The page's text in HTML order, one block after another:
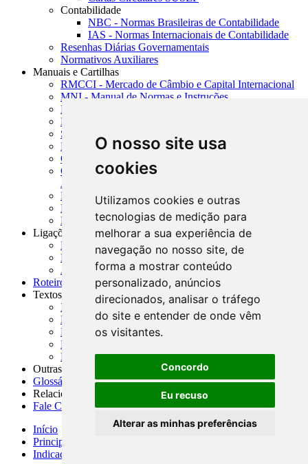
O nosso site usa
cookies
Utilizamos cookies e outras
tecnologias de medição para
melhorar a sua experiência de
navegação no nosso site, de
forma a mostrar conteúdo
personalizado, anúncios
direcionados, analisar o tráfego
do site e entender de onde vêm
os visitantes.
Concordo
Eu recuso
Alterar as minhas preferências
Contabilidade
NBC - Normas Brasileiras de Contabilidade
IAS - Normas Internacionais de Contabilidade
Resenhas Diárias Governamentais
Normativos Auxiliares
Manuais e Cartilhas
RMCCI - Mercado de Câmbio e Capital Internacional
MNI - Manual de Normas e Instruções
MTVM - Manual de Títulos e Valores Mobiliários
MCR - Manual de Crédito Rural
SISORF - Manual de Organização do SFN
MASUP - Manual de Supervisão Bancária
CADOC - Catálogo de Documentos
CNAE-CONCLA - Classificação Nacional de
Atividades Econômicas
PMF - Cartilhas do BCB
Manuais Auxiliares do BCB e Cosif-e
Resenhas Diárias Governamentais
Ligações Externas
Links Úteis
Presidência da República
Agências Nacionais Reguladoras
Roteiros para Estudos
Textos
Índice de Textos
Editorial
Monografias
Na Imprensa
Fórum de Discussão
Outras ferramentas
Glossário
Relacionamento
Fale Conosco
Início
Principais notícias
Indicadores